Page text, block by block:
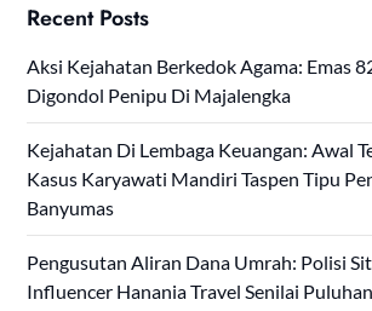
Recent Posts
Aksi Kejahatan Berkedok Agama: Emas
Digondol Penipu Di Majalengka
Kejahatan Di Lembaga Keuangan: Awal
Kasus Karyawati Mandiri Taspen Tipu
Banyumas
Pengusutan Aliran Dana Umrah: Polisi
Influencer Hanania Travel Senilai